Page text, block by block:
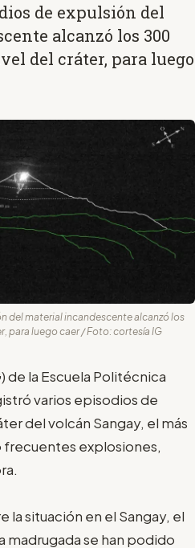
de expulsión del
alcanzó los 300
del cráter, para luego
del material incandescente alcanzó los
para luego caer / Foto: cortesía IG
de la Escuela Politécnica
varios episodios de
del volcán Sangay, el más
frecuentes explosiones,
la situación en el Sangay, el
madrugada se han podido